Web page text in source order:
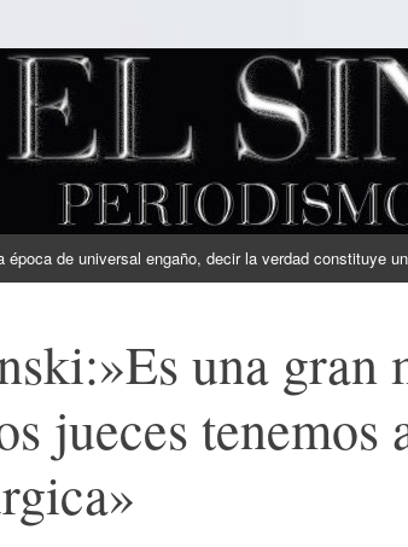
época de universal engaño, decir la verdad constituye
una gran
jueces tenemos